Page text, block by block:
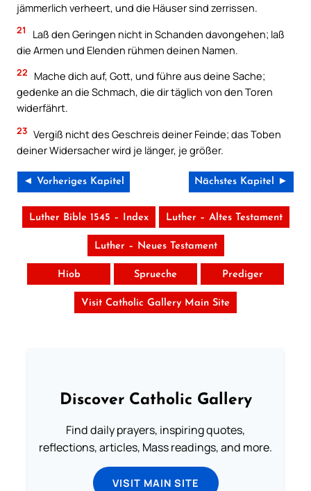
jämmerlich verheert, und die Häuser sind zerrissen.
21
Laß den Geringen nicht in Schanden davongehen; laß
die Armen und Elenden rühmen deinen Namen.
22
Mache dich auf, Gott, und führe aus deine Sache;
gedenke an die Schmach, die dir täglich von den Toren
widerfährt.
23 Vergiß nicht des Geschreis deiner Feinde; das Toben
deiner Widersacher wird je länger, je größer.
◄ Vorheriges Kapitel Nächstes Kapitel ►
Luther Bible 1545 – Index Luther – Altes Testament
Luther – Neues Testament
Hiob Sprueche Prediger
Visit Catholic Gallery Main Site
Discover Catholic Gallery
Find daily prayers, inspiring quotes,
reflections, articles, Mass readings, and more.
VISIT MAIN SITE